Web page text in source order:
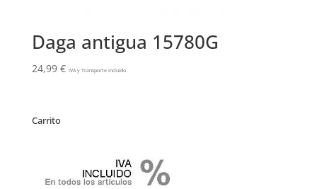
Daga antigua 15780G
24,99 € IVA y Transporte Incluido
Carrito